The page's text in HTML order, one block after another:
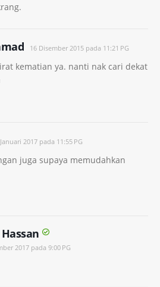
16 Disember 2015 pada 11:21 PG
kematian ya. nanti nak cari dekat
2017 pada 11:55 PG
juga supaya memudahkan
2017 pada 9:00 PG